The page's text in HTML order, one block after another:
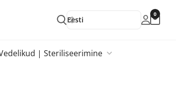
Eesti
0
| Steriliseerimine